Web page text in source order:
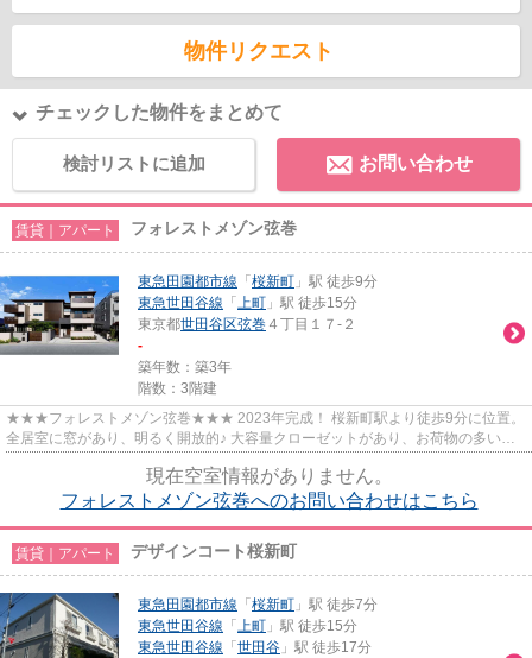
物件リクエスト
チェックした物件をまとめて
検討リストに追加 お問い合わせ
賃貸｜アパート フォレストメゾン弦巻
東急田園都市線 「 桜新町 」駅 徒歩9分
東急世田谷線 「 上町 」駅 徒歩15分
東京都世田谷区弦巻 ４丁目１７-２
-
築年数：築3年
階数：3階建
★★★フォレストメゾン弦巻★★★ 2023年完成！ 桜新町駅より徒歩9分に位置。
全居室に窓があり、明るく開放的♪ 大容量クローゼットがあり、お荷物の多い方
現在空室情報がありません。
フォレストメゾン弦巻へのお問い合わせはこちら
賃貸｜アパート デザインコート桜新町
東急田園都市線 「 桜新町 」駅 徒歩7分
東急世田谷線 「 上町 」駅 徒歩15分
東急世田谷線 「 世田谷 」駅 徒歩17分